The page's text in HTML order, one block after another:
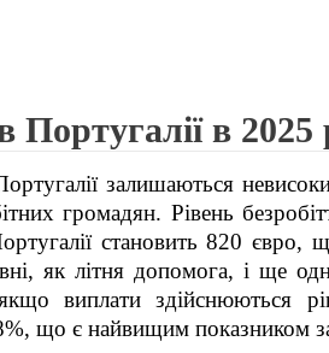
в 2025
залишаються
громадян. Рівень
становить 820 євро,
як літня допомога, і ще
виплати здійснюються
що є найвищим показником